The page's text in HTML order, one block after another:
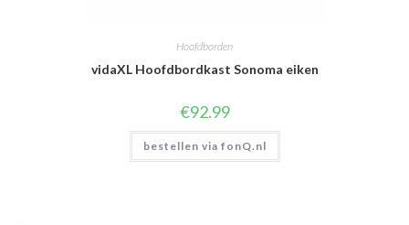
Hoofdborden
vidaXL Hoofdbordkast Sonoma eiken
€92.99
bestellen via fonQ.nl